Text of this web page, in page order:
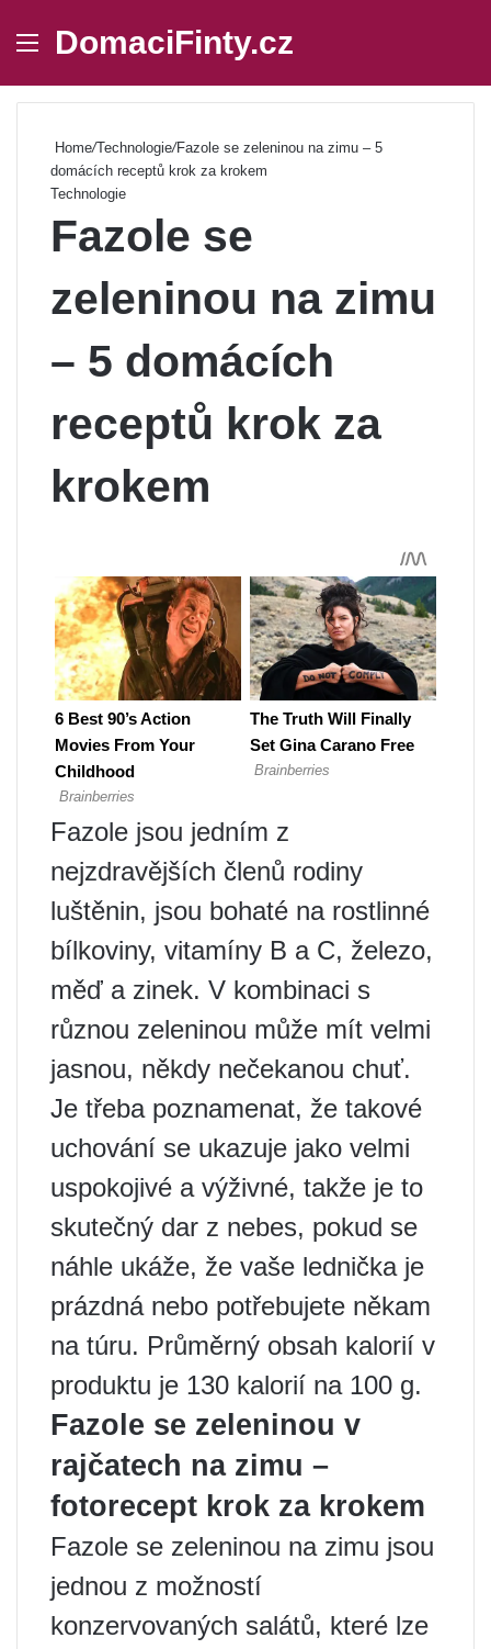
Menu
DomaciFinty.cz
Home/Technologie/Fazole se zeleninou na zimu – 5
domácích receptů krok za krokem
Technologie
Fazole se
zeleninou na zimu
– 5 domácích
receptů krok za
krokem
Fazole jsou jedním z
nejzdravějších členů rodiny
luštěnin, jsou bohaté na rostlinné
bílkoviny, vitamíny B a C, železo,
měď a zinek. V kombinaci s
různou zeleninou může mít velmi
jasnou, někdy nečekanou chuť.
Je třeba poznamenat, že takové
uchování se ukazuje jako velmi
uspokojivé a výživné, takže je to
skutečný dar z nebes, pokud se
náhle ukáže, že vaše lednička je
prázdná nebo potřebujete někam
na túru. Průměrný obsah kalorií v
produktu je 130 kalorií na 100 g.
Fazole se zeleninou v
rajčatech na zimu –
fotorecept krok za krokem
Fazole se zeleninou na zimu jsou
jednou z možností
konzervovaných salátů, které lze